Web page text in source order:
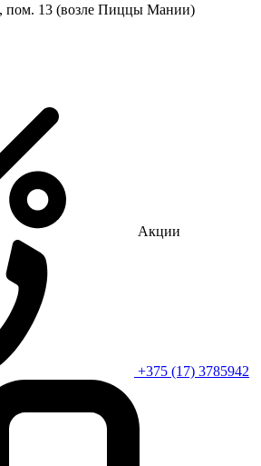
пом. 13 (возле Пиццы Мании)
Акции
+375 (17) 3785942